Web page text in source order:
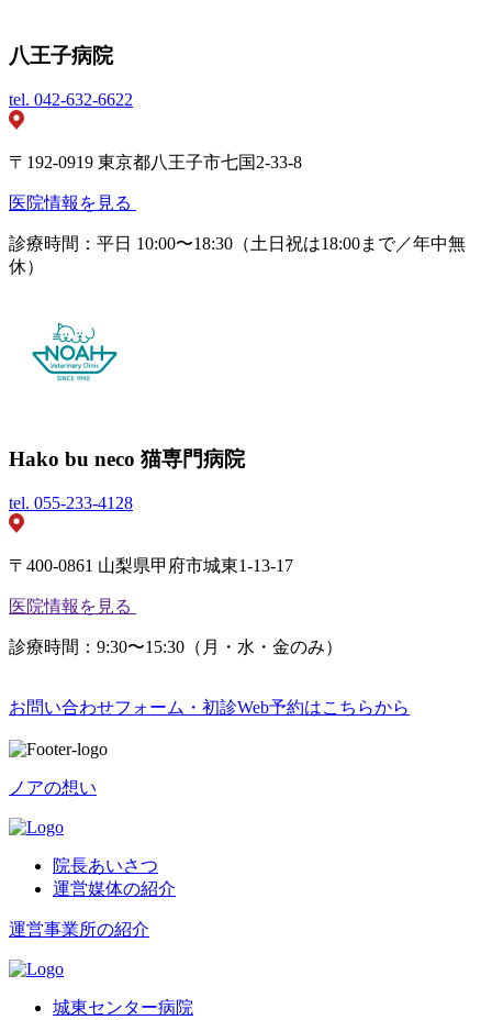
八王子病院
tel. 042-632-6622
〒192-0919 東京都八王子市七国2-33-8
医院情報を見る
診療時間：平日 10:00〜18:30（土日祝は18:00まで／年中無
休）
Hako bu neco 猫専門病院
tel. 055-233-4128
〒400-0861 山梨県甲府市城東1-13-17
医院情報を見る
診療時間：9:30〜15:30（月・水・金のみ）
お問い合わせフォーム・初診Web予約はこちらから
ノアの想い
院長あいさつ
運営媒体の紹介
運営事業所の紹介
城東センター病院